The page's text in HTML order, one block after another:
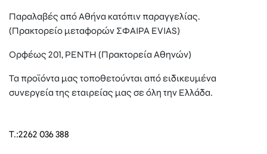
Παραλαβές από Αθήνα κατόπιν παραγγελίας.
(Πρακτορείο μεταφορών ΣΦΑΙΡΑ EVIAS)
Ορφέως 201, ΡΕΝΤΗ (Πρακτορεία Αθηνών)
Τα προϊόντα μας τοποθετούνται από ειδικευμένα
συνεργεία της εταιρείας μας σε όλη την Ελλάδα.
T.:2262 036 388